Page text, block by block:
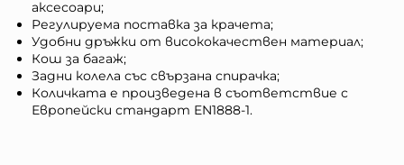
аксесоари;
Регулируема поставка за крачета;
Удобни дръжки от висококачествен материал;
Кош за багаж;
Задни колела със свързана спирачка;
Количката е произведена в съответствие с
Европейски стандарт EN1888-1.